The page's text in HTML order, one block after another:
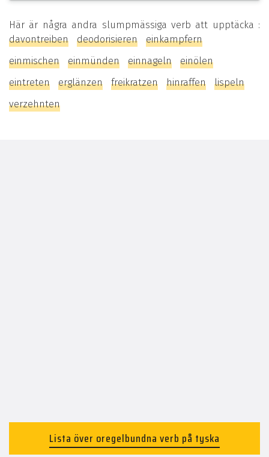
Här är några andra slumpmässiga verb att upptäcka :
davontreiben
deodorisieren
einkampfern
einmischen
einmünden einnageln
einölen
eintreten
erglänzen freikratzen hinraffen
lispeln
verzehnten
Lista över oregelbundna verb på tyska